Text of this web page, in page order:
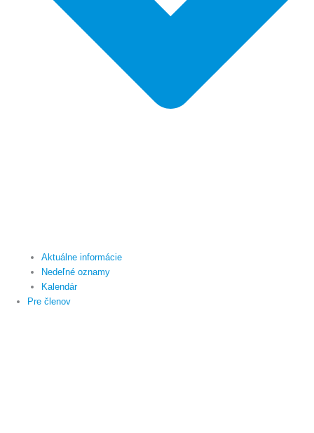
Aktuálne informácie
Nedeľné oznamy
Kalendár
Pre členov